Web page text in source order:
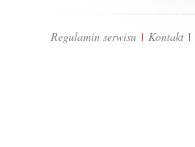
Regulamin serwisu | Kontakt |